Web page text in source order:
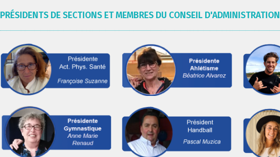
PRÉSIDENTS DE SECTIONS ET MEMBRES DU CONSEIL D'ADMINISTRATION